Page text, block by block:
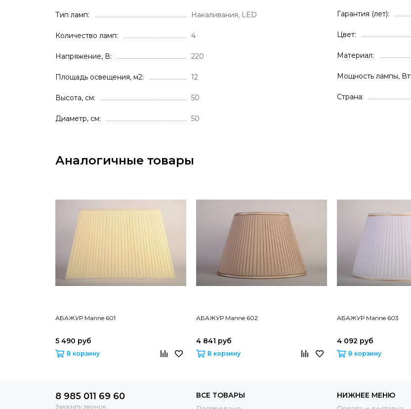
Тип ламп Накаливания, LED
Количество ламп 4
Напряжение, В 220
Площадь освещения, м2 12
Высота, см 50
Диаметр, см 50
Гарантия (лет)
Цвет
Материал
Мощность лампы, Вт
Страна
Аналогичные товары
АБАЖУР Manne 601
5 490 руб
В корзину
АБАЖУР Manne 602
4 841 руб
В корзину
АБАЖУР Manne 603
4 092 руб
В корзину
8 985 011 69 60
Заказать звонок
ВСЕ ТОВАРЫ
НИЖНЕЕ МЕНЮ